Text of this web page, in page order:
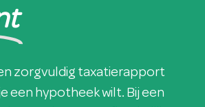
zorgvuldig taxatierapport
een hypotheek wilt. Bij een